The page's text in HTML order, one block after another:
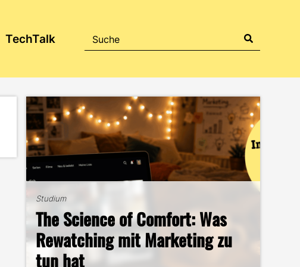
TechTalk
Studium
The Science of Comfort: Was
Rewatching mit Marketing zu
tun hat
Studium
Zwischen Offenburg und
Studium
B2B-Marketing für das
Handwerk – und warum du hier
Studium
Mein ehrlicher DEC-Survival-
Studentenleben